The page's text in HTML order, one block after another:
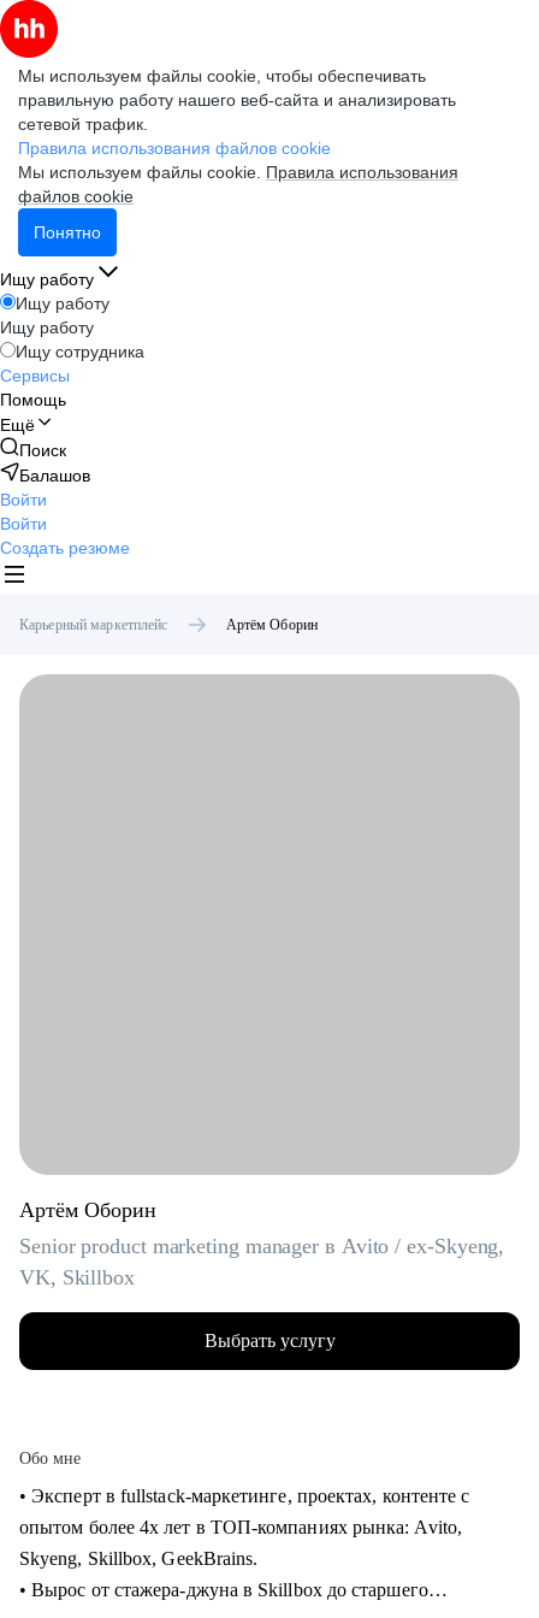
Мы используем файлы cookie, чтобы обеспечивать
правильную работу нашего веб-сайта и анализировать
сетевой трафик.
Правила использования файлов cookie
Мы используем файлы cookie. Правила использования
файлов cookie
Понятно
Ищу работу
Ищу работу
Ищу работу
Ищу сотрудника
Сервисы
Помощь
Ещё
Поиск
Балашов
Войти
Войти
Создать резюме
Карьерный маркетплейс Артём Оборин
Артём Оборин
Senior product marketing manager в Avito / ex-Skyeng,
VK, Skillbox
Выбрать услугу
Обо мне
• Эксперт в fullstack-маркетинге, проектах, контенте с
опытом более 4х лет в ТОП-компаниях рынка: Avito,
Skyeng, Skillbox, GeekBrains.
• Вырос от стажера-джуна в Skillbox до старшего